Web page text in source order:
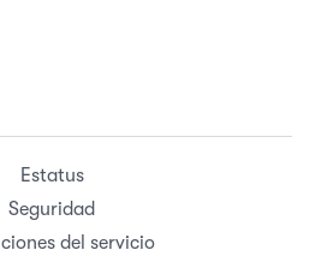
Estatus
Seguridad
del servicio